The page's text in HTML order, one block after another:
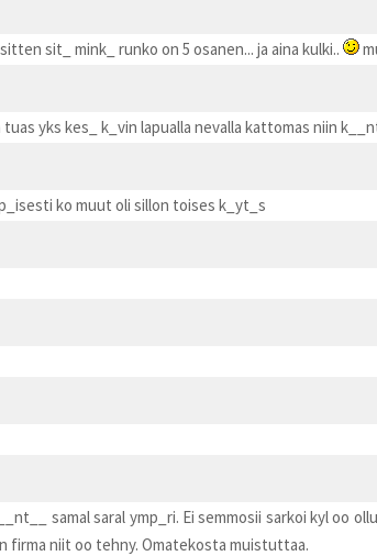
sit_ mink_ runko on 5 osanen... ja aina kulki..
yks kes_ k_vin lapualla nevalla kattomas niin
ko muut oli sillon toises k_yt_s
samal saral ymp_ri. Ei semmosii sarkoi kyl oo
firma niit oo tehny. Omatekosta muistuttaa.